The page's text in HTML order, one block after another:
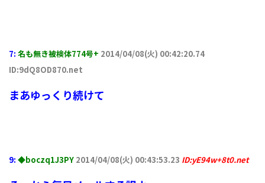
7: 名も無き被検体774号+ 2014/04/08(火) 00:42:20.74
ID:9dQ8OD870.net
まあゆっくり続けて
9: ◆boczq1J3PY 2014/04/08(火) 00:43:53.23 ID:yE94w+8t0.net